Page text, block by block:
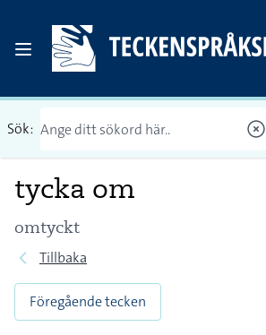
Sök:
tycka om
omtyckt
Tillbaka
Föregående tecken